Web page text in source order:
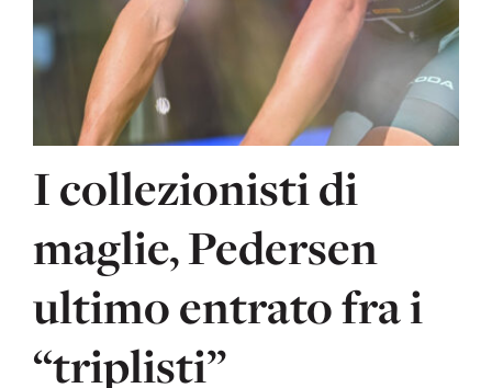
I collezionisti di
maglie, Pedersen
ultimo entrato fra i
“triplisti”